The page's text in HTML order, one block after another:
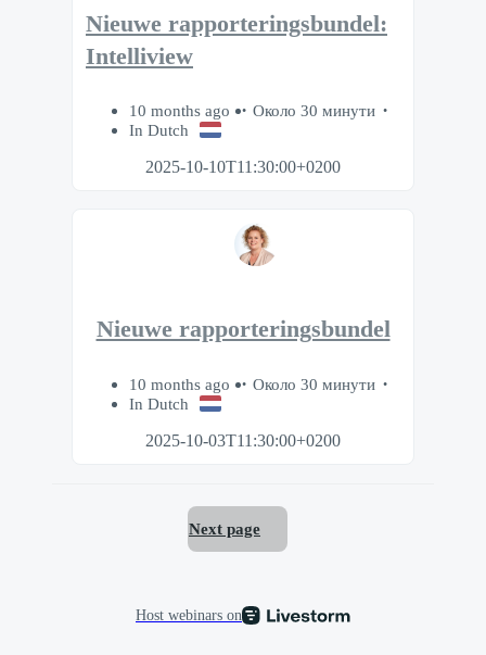
Nieuwe rapporteringsbundel:
Intelliview
10 months ago
Около 30 минути
In Dutch
2025-10-10T11:30:00+0200
Nieuwe rapporteringsbundel
10 months ago
Около 30 минути
In Dutch
2025-10-03T11:30:00+0200
Next page
Host webinars on